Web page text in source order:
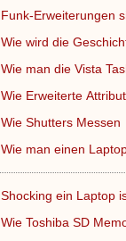
Funk-Erweiterungen
Wie wird die
Wie man die Vista
Wie Erweiterte
Wie Shutters Messen
Wie man einen
Shocking ein Laptop
Wie Toshiba SD